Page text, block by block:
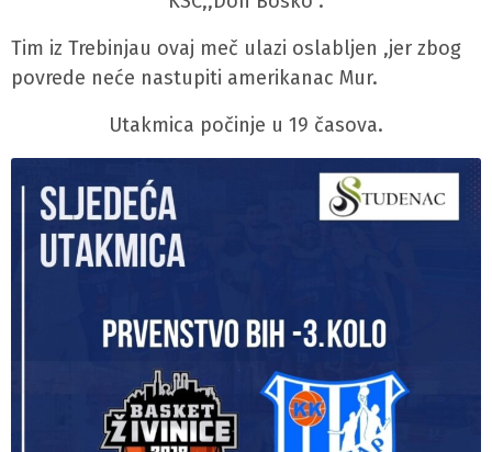
Tim iz Trebinjau ovaj meč ulazi oslabljen ,jer zbog
povrede neće nastupiti amerikanac Mur.
Utakmica počinje u 19 časova.